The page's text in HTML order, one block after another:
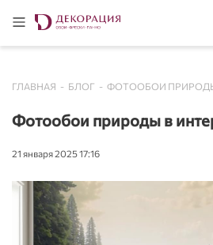
ГЛАВНАЯ - БЛОГ - ФОТООБОИ
Фотообои природы в
21 января 2025 17:16